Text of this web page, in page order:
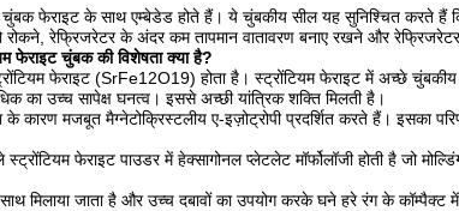
फेराइट के साथ एम्बेडेड होते हैं। ये चुंबकीय सील यह सुनिश्चित करते हैं
रोकने, रेफ्रिजरेटर के अंदर कम तापमान वातावरण बनाए रखने और रेफ्रिजरेटर
फेराइट चुंबक की विशेषता क्या है?
फेराइट (SrFe12O19) होता है। स्ट्रोंटियम फेराइट में अच्छे
का उच्च सापेक्ष घनत्व। इससे अच्छी यांत्रिक शक्ति मिलती है।
कारण मजबूत मैग्नेटोक्रिस्टलीय ए-इज़ोट्रोपी प्रदर्शित करते हैं। इसका
फेराइट पाउडर में हेक्सागोनल प्लेटलेट मॉर्फोलॉजी होती है जो
मिलाया जाता है और उच्च दबावों का उपयोग करके घने हरे रंग के कॉम्पैक्ट